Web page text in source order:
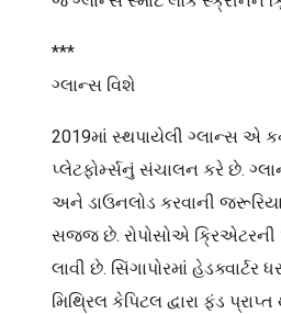
***
ગ્લાન્સ વિશે
2019માં સ્થપાયેલી ગ્લાન્સ એ
પ્લેટફોર્મ્સનું સંચાલન કરે છે.
અને ડાઉનલોડ કરવાની
સજ્જ છે. રોપોસોએ ક્રિએટરની
લાવી છે. સિંગાપોરમાં
મિથ્રિલ કેપિટલ દ્વારા ફંડ